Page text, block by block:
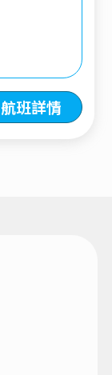
航班詳情